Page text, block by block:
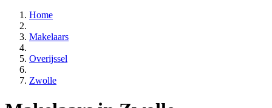
Home
Makelaars
Overijssel
Zwolle